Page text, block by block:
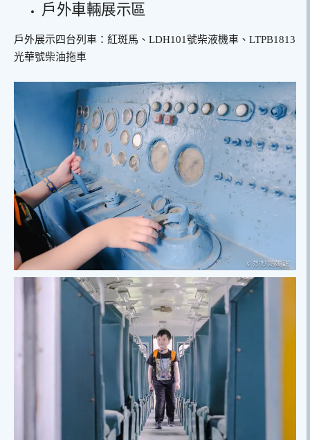
戶外車輛展示區
戶外展示四台列車：紅斑馬、LDH101號柴液機車、LTPB1813
光華號柴油拖車